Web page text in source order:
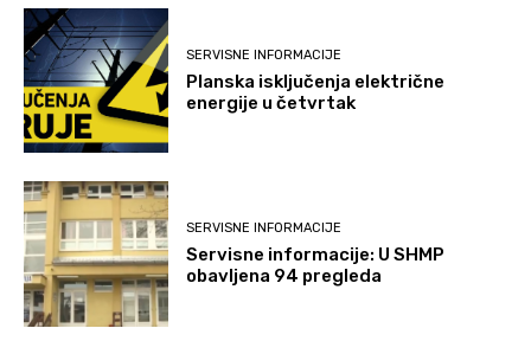
SERVISNE INFORMACIJE
Planska isključenja električne
energije u četvrtak
SERVISNE INFORMACIJE
Servisne informacije: U SHMP
obavljena 94 pregleda